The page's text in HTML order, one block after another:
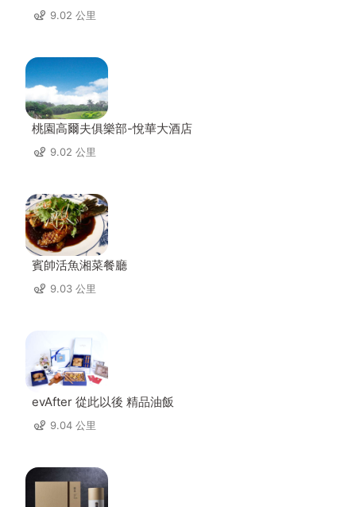
9.02 公里
桃園高爾夫俱樂部-悅華大酒店
9.02 公里
賓帥活魚湘菜餐廳
9.03 公里
evAfter 從此以後 精品油飯
9.04 公里